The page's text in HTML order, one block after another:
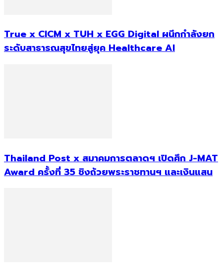
True x CICM x TUH x EGG Digital ผนึกกำลังยก
ระดับสาธารณสุขไทยสู่ยุค Healthcare AI
Thailand Post x สมาคมการตลาดฯ เปิดศึก J-MAT
Award ครั้งที่ 35 ชิงถ้วยพระราชทานฯ และเงินแสน